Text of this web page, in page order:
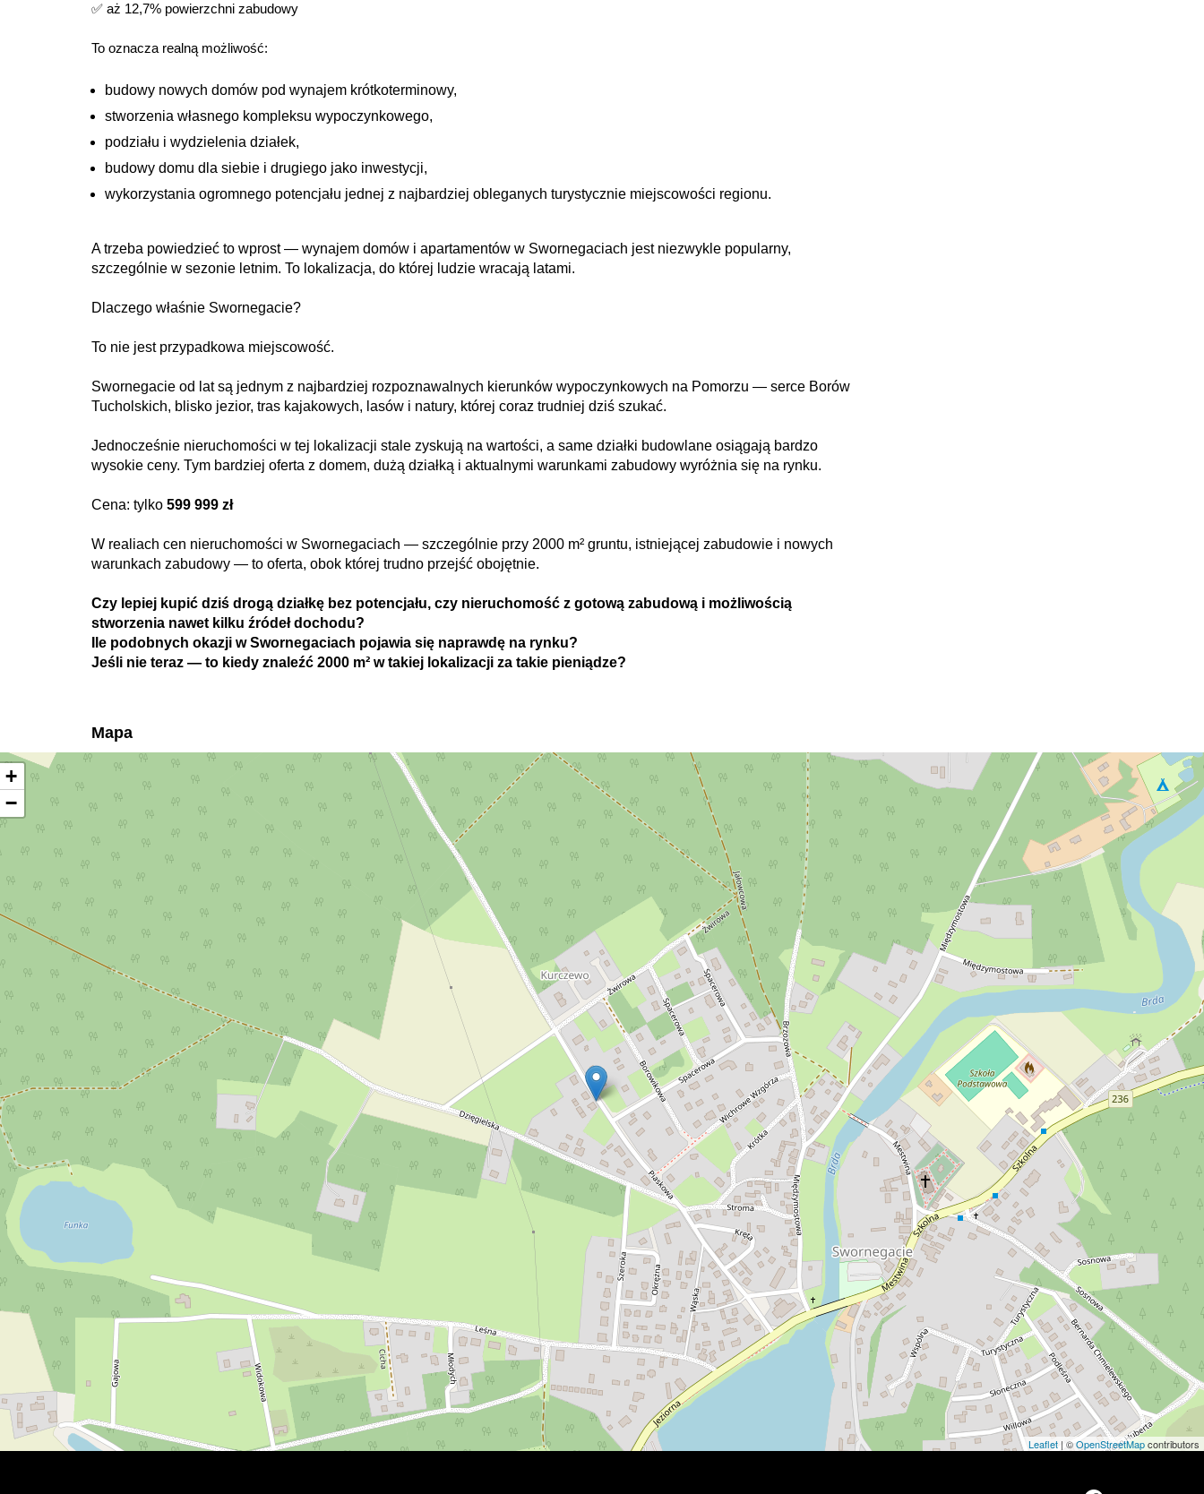
✅ aż 12,7% powierzchni zabudowy
To oznacza realną możliwość:
budowy nowych domów pod wynajem krótkoterminowy,
stworzenia własnego kompleksu wypoczynkowego,
podziału i wydzielenia działek,
budowy domu dla siebie i drugiego jako inwestycji,
wykorzystania ogromnego potencjału jednej z najbardziej obleganych turystycznie miejscowości regionu.
A trzeba powiedzieć to wprost — wynajem domów i apartamentów w Swornegaciach jest niezwykle popularny,
szczególnie w sezonie letnim. To lokalizacja, do której ludzie wracają latami.
Dlaczego właśnie Swornegacie?
To nie jest przypadkowa miejscowość.
Swornegacie od lat są jednym z najbardziej rozpoznawalnych kierunków wypoczynkowych na Pomorzu — serce Borów
Tucholskich, blisko jezior, tras kajakowych, lasów i natury, której coraz trudniej dziś szukać.
Jednocześnie nieruchomości w tej lokalizacji stale zyskują na wartości, a same działki budowlane osiągają bardzo
wysokie ceny. Tym bardziej oferta z domem, dużą działką i aktualnymi warunkami zabudowy wyróżnia się na rynku.
Cena: tylko 599 999 zł
W realiach cen nieruchomości w Swornegaciach — szczególnie przy 2000 m² gruntu, istniejącej zabudowie i nowych
warunkach zabudowy — to oferta, obok której trudno przejść obojętnie.
Czy lepiej kupić dziś drogą działkę bez potencjału, czy nieruchomość z gotową zabudową i możliwością
stworzenia nawet kilku źródeł dochodu?
Ile podobnych okazji w Swornegaciach pojawia się naprawdę na rynku?
Jeśli nie teraz — to kiedy znaleźć 2000 m² w takiej lokalizacji za takie pieniądze?
Mapa
+
−
Leaflet | ©OpenStreetMapcontributors